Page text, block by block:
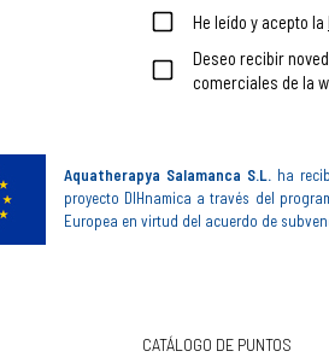
He leído y acepto la
Deseo recibir
comerciales de la
Aquatherapya Salamanca S.L. ha
proyecto DIHnamica a través del
Europea en virtud del acuerdo de
CATÁLOGO DE PUNTOS